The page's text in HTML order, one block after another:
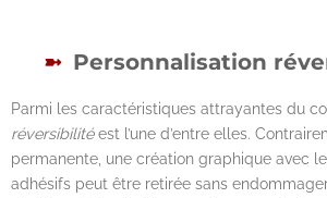
Personnalisation
Parmi les caractéristiques attrayantes du
réversibilitéest l’une d’entre elles.
permanente, une création graphique avec
adhésifs peut être retirée sans